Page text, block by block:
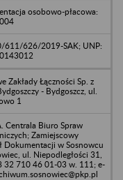
osobowo-płacowa:
611/626/2019-SAK; UNP:
Zakłady Łączności Sp. z
- Bydgoszcz, ul.
1
Centrala Biuro Spraw
Zamiejscowy
Dokumentacji w Sosnowcu
ul. Niepodległości 31,
32 710 46 01-03 w. 111; e-